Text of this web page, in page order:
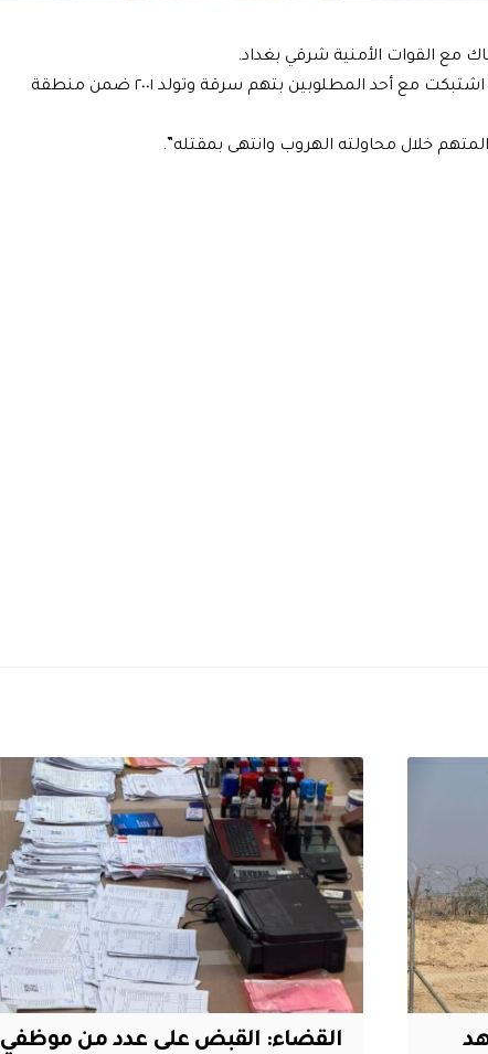
مع القوات الأمنية شرقي بغداد.
وقال المصدر في حديث للرشيد، ان”قوة امنية اشتبكت مع أحد المطلوبين بتهم سرقة وتولد ٢٠٠١ ضمن منطقة
خلال محاولته الهروب وانتهى بمقتله”.
القضاء: القبض على عدد من موظفي